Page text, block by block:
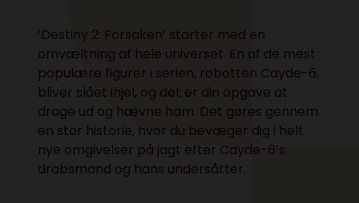
‘Destiny 2: Forsaken’ starter med en
omvæltning af hele universet. En af de mest
populære figurer i serien, robotten Cayde-6,
bliver slået ihjel, og det er din opgave at
drage ud og hævne ham. Det gøres gennem
en stor historie, hvor du bevæger dig i helt
nye omgivelser på jagt efter Cayde-6’s
drabsmand og hans undersåtter.